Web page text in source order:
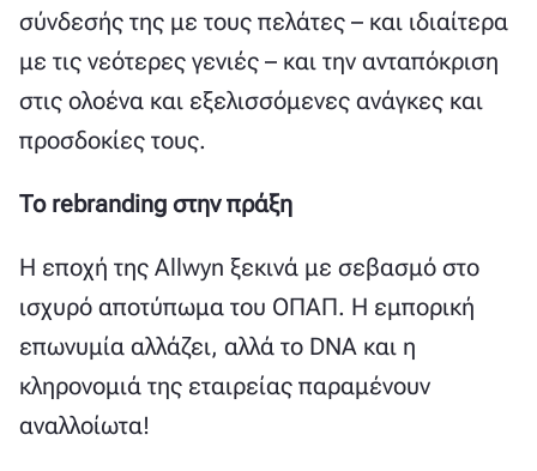
σύνδεσής της με τους πελάτες – και ιδιαίτερα
με τις νεότερες γενιές – και την ανταπόκριση
στις ολοένα και εξελισσόμενες ανάγκες και
προσδοκίες τους.
Το rebranding στην πράξη
Η εποχή της Allwyn ξεκινά με σεβασμό στο
ισχυρό αποτύπωμα του ΟΠΑΠ. Η εμπορική
επωνυμία αλλάζει, αλλά το DNA και η
κληρονομιά της εταιρείας παραμένουν
αναλλοίωτα!